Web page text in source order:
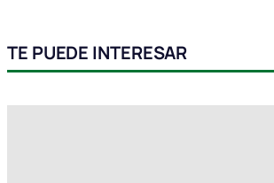
TE PUEDE INTERESAR